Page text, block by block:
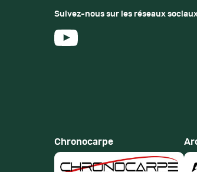
Suivez-nous sur les réseaux
Chronocarpe